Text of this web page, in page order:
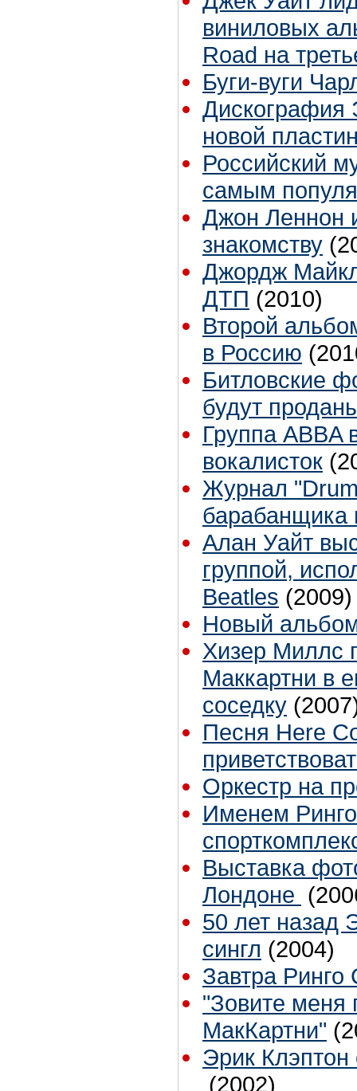
виниловых
Road на
Буги-вуги
Дискография
новой
Российский
самым
Джон Леннон
знакомству
Джордж
ДТП (2010)
Второй
в Россию
Битловские
будут
Группа ABBA
вокалисток
Журнал
барабанщика
Алан Уайт
группой,
Beatles (2009)
Новый
Хизер Миллс
Маккартни в
соседку
Песня Here
Оркестр на
Именем
Выставка
Лондоне
50 лет назад
сингл (2004)
Завтра Ринго
"Зовите меня
МакКартни"
Эрик Клэптон
(2002)